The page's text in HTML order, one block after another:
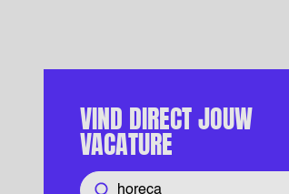
VIND DIRECT JOUW
VACATURE
Functie